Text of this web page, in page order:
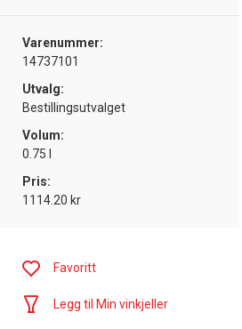
Varenummer:
14737101
Utvalg:
Bestillingsutvalget
Volum:
0.75 l
Pris:
1114.20 kr
Favoritt
Legg til Min vinkjeller